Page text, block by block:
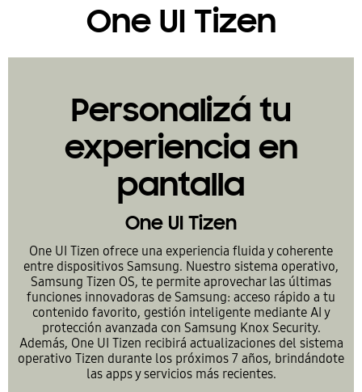
One UI Tizen
Personalizá tu
experiencia en
pantalla
One UI Tizen
One UI Tizen ofrece una experiencia fluida y coherente
entre dispositivos Samsung. Nuestro sistema operativo,
Samsung Tizen OS, te permite aprovechar las últimas
funciones innovadoras de Samsung: acceso rápido a tu
contenido favorito, gestión inteligente mediante AI y
protección avanzada con Samsung Knox Security.
Además, One UI Tizen recibirá actualizaciones del sistema
operativo Tizen durante los próximos 7 años, brindándote
las apps y servicios más recientes.